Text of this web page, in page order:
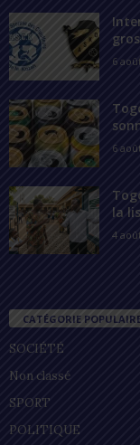
6
6
la
4
CATÉGORIE
SOCIÉTÉ
Non classé
SPORT
POLITIQUE